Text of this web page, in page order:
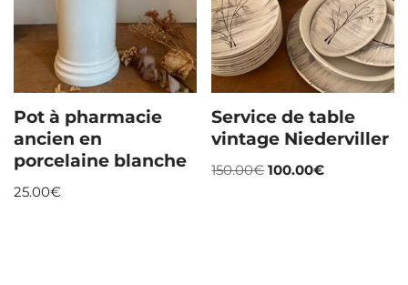
Pot à pharmacie
ancien en
porcelaine blanche
25.00€
Service de table
vintage Niederviller
150.00€ 100.00€